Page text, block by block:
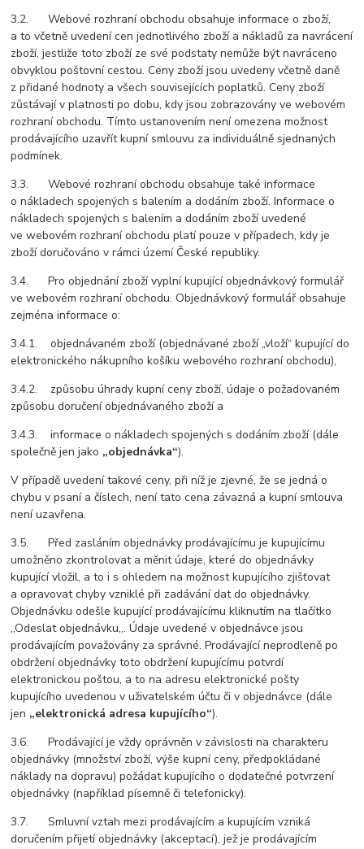
3.2. Webové rozhraní obchodu obsahuje informace o zboží,
a to včetně uvedení cen jednotlivého zboží a nákladů za navrácení
zboží, jestliže toto zboží ze své podstaty nemůže být navráceno
obvyklou poštovní cestou. Ceny zboží jsou uvedeny včetně daně
z přidané hodnoty a všech souvisejících poplatků. Ceny zboží
zůstávají v platnosti po dobu, kdy jsou zobrazovány ve webovém
rozhraní obchodu. Tímto ustanovením není omezena možnost
prodávajícího uzavřít kupní smlouvu za individuálně sjednaných
podmínek.
3.3. Webové rozhraní obchodu obsahuje také informace
o nákladech spojených s balením a dodáním zboží. Informace o
nákladech spojených s balením a dodáním zboží uvedené
ve webovém rozhraní obchodu platí pouze v případech, kdy je
zboží doručováno v rámci území České republiky.
3.4. Pro objednání zboží vyplní kupující objednávkový formulář
ve webovém rozhraní obchodu. Objednávkový formulář obsahuje
zejména informace o:
3.4.1. objednávaném zboží (objednávané zboží „vloží“ kupující do
elektronického nákupního košíku webového rozhraní obchodu),
3.4.2. způsobu úhrady kupní ceny zboží, údaje o požadovaném
způsobu doručení objednávaného zboží a
3.4.3. informace o nákladech spojených s dodáním zboží (dále
společně jen jako „objednávka“).
V případě uvedení takové ceny, při níž je zjevné, že se jedná o
chybu v psaní a číslech, není tato cena závazná a kupní smlouva
není uzavřena.
3.5. Před zasláním objednávky prodávajícímu je kupujícímu
umožněno zkontrolovat a měnit údaje, které do objednávky
kupující vložil, a to i s ohledem na možnost kupujícího zjišťovat
a opravovat chyby vzniklé při zadávání dat do objednávky.
Objednávku odešle kupující prodávajícímu kliknutím na tlačítko
,,Odeslat objednávku,,. Údaje uvedené v objednávce jsou
prodávajícím považovány za správné. Prodávající neprodleně po
obdržení objednávky toto obdržení kupujícímu potvrdí
elektronickou poštou, a to na adresu elektronické pošty
kupujícího uvedenou v uživatelském účtu či v objednávce (dále
jen „elektronická adresa kupujícího“).
3.6. Prodávající je vždy oprávněn v závislosti na charakteru
objednávky (množství zboží, výše kupní ceny, předpokládané
náklady na dopravu) požádat kupujícího o dodatečné potvrzení
objednávky (například písemně či telefonicky).
3.7. Smluvní vztah mezi prodávajícím a kupujícím vzniká
doručením přijetí objednávky (akceptací), jež je prodávajícím